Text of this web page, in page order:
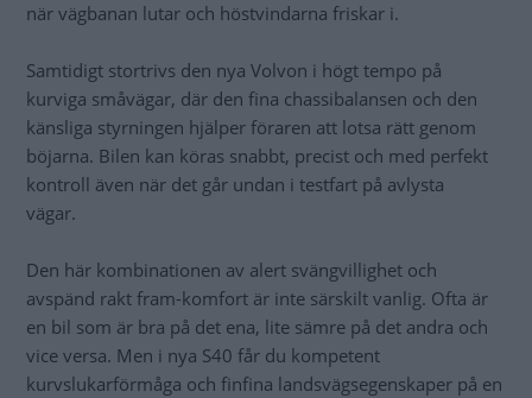
när vägbanan lutar och höstvindarna friskar i.
Samtidigt stortrivs den nya Volvon i högt tempo på
kurviga småvägar, där den fina chassibalansen och den
känsliga styrningen hjälper föraren att lotsa rätt genom
böjarna. Bilen kan köras snabbt, precist och med perfekt
kontroll även när det går undan i testfart på avlysta
vägar.
Den här kombinationen av alert svängvillighet och
avspänd rakt fram-komfort är inte särskilt vanlig. Ofta är
en bil som är bra på det ena, lite sämre på det andra och
vice versa. Men i nya S40 får du kompetent
kurvslukarförmåga och finfina landsvägsegenskaper på en